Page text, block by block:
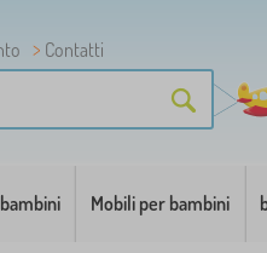
Contatti
Mobili per bambini